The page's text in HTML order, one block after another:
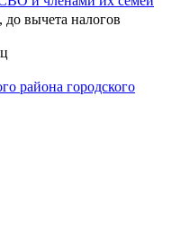
до вычета налогов
района городского